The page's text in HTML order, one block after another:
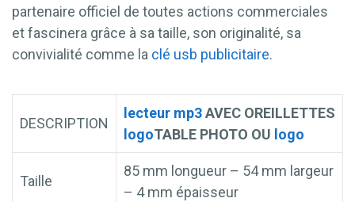
partenaire officiel de toutes actions commerciales
et fascinera grâce à sa taille, son originalité, sa
convivialité comme la clé usb publicitaire.
DESCRIPTION
lecteur mp3AVEC OREILLETTES
logoTABLE PHOTO OU logo
Taille
85 mm longueur – 54 mm largeur
– 4 mm épaisseur